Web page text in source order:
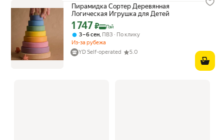
Пирамидка Сортер Деревянная
Логическая Игрушка для Детей
Цена с картой Яндекс Пэй 1747 ₽ вместо
1 747₽ Пэй
3 – 6 сен, ПВЗ
По клику
Из-за рубежа
YD Self-operated
5.0